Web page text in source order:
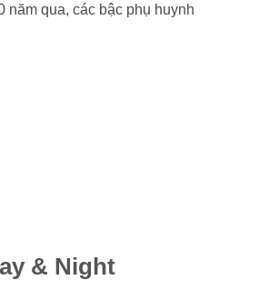
năm qua, các bậc phụ huynh
& Night